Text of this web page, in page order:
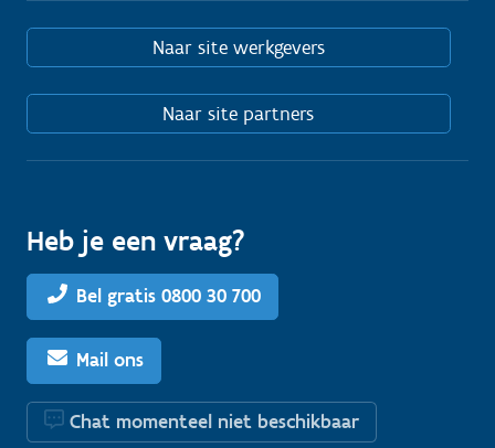
Naar site werkgevers
Naar site partners
Heb je een vraag?
Bel gratis 0800 30 700
Mail ons
Chat momenteel niet beschikbaar